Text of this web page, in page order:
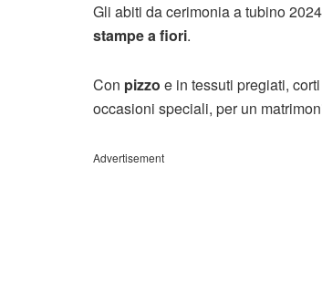
Gli abiti da cerimonia a tubino
stampe a fiori.
Con pizzo e in tessuti pregiati,
occasioni speciali, per un
Advertisement